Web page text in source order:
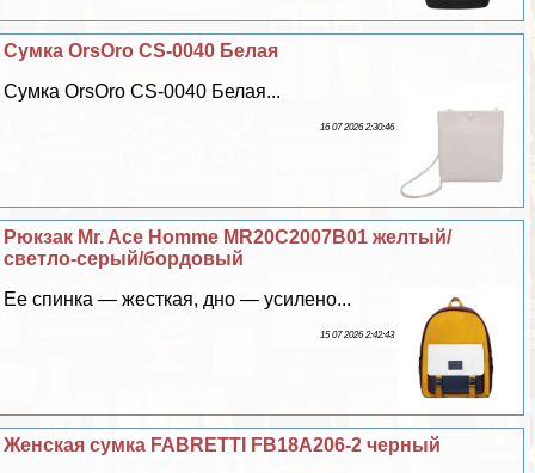
Сумка OrsOro CS-0040 Белая
Сумка OrsOro CS-0040 Белая...
16 07 2026 2:30:46
Рюкзак Mr. Ace Homme MR20C2007B01 желтый/
светло-серый/бордовый
Ее спинка — жесткая, дно — усилено...
15 07 2026 2:42:43
Женская сумка FABRETTI FB18A206-2 черный